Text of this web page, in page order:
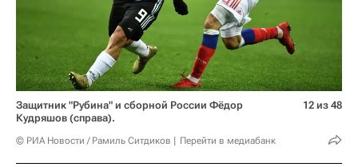
Защитник "Рубина" и сборной России Фёдор
Кудряшов (справа).
© РИА Новости / Рамиль Ситдиков Перейти в медиабанк
12 из 48